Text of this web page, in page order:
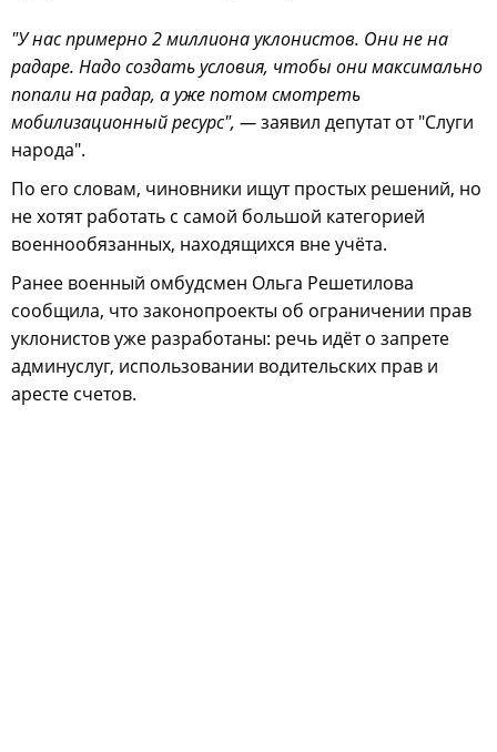
"У нас примерно 2 миллиона уклонистов. Они не на
радаре. Надо создать условия, чтобы они максимально
попали на радар, а уже потом смотреть
мобилизационный ресурс", —заявил депутат от "Слуги
народа".
По его словам, чиновники ищут простых решений, но
не хотят работать с самой большой категорией
военнообязанных, находящихся вне учёта.
Ранее военный омбудсмен Ольга Решетилова
сообщила, что законопроекты об ограничении прав
уклонистов уже разработаны: речь идёт о запрете
админуслуг, использовании водительских прав и
аресте счетов.